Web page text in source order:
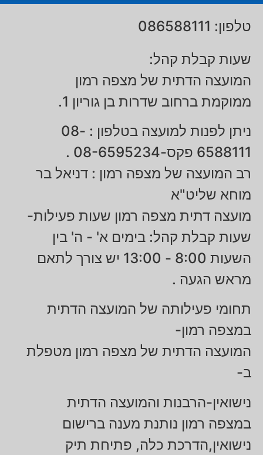
טלפון: 086588111
שעות קבלת קהל:
המועצה הדתית של מצפה רמון
ממוקמת ברחוב שדרות בן גוריון 1.
ניתן לפנות למועצה בטלפון : 08-
6588111 פקס-08-6595234 .
רב המועצה של מצפה רמון : דניאל בר
מוחא שליט"א
מועצה דתית מצפה רמון שעות פעילות-
שעות קבלת קהל: בימים א' - ה' בין
השעות 8:00 - 13:00 יש צורך לתאם
מראש הגעה .
תחומי פעילותה של המועצה הדתית
במצפה רמון-
המועצה הדתית של מצפה רמון מטפלת
ב-
נישואין-הרבנות והמועצה הדתית
במצפה רמון נותנת מענה ברישום
נישואין,הדרכת כלה, פתיחת תיק